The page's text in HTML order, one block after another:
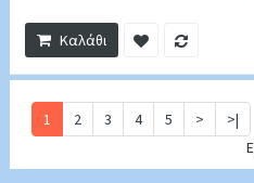
Καλάθι
1 2 3 4 5 >
>|